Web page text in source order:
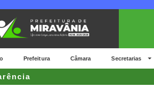
Prefeitura Câmara Secretarias